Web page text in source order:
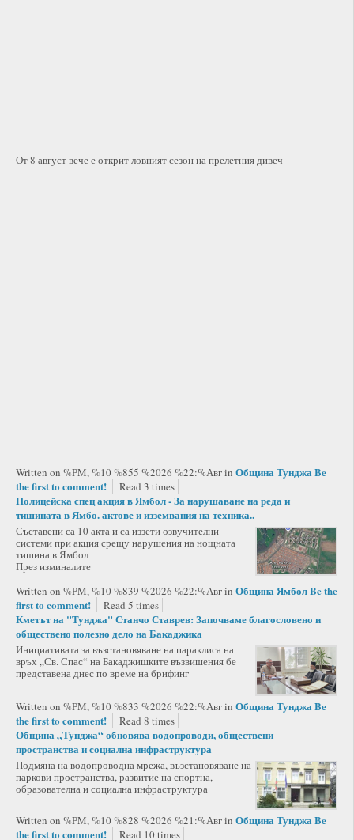
От 8 август вече е открит ловният сезон на прелетния дивеч
Written on %PM, %10 %855 %2026 %22:%Авгin Община ТунджаBe
the first to comment!
Read 3 times
Полицейска спец акция в Ямбол - За нарушаване на реда и
тишината в Ямбо. актове и изземвания на техника..
Съставени са 10 акта и са иззети озвучителни
системи при акция срещу нарушения на нощната
тишина в Ямбол
През изминалите
Written on %PM, %10 %839 %2026 %22:%Авгin Община ЯмболBe the
first to comment!
Read 5 times
Кметът на "Тунджа" Станчо Ставрев: Започваме благословено и
обществено полезно дело на Бакаджика
Инициативата за възстановяване на параклиса на
връх „Св. Спас“ на Бакаджишките възвишения бе
представена днес по време на брифинг
Written on %PM, %10 %833 %2026 %22:%Авгin Община ТунджаBe
the first to comment!
Read 8 times
Община „Тунджа“ обновява водопроводи, обществени
пространства и социална инфраструктура
Подмяна на водопроводна мрежа, възстановяване на
паркови пространства, развитие на спортна,
образователна и социална инфраструктура
Written on %PM, %10 %828 %2026 %21:%Авгin Община ТунджаBe
the first to comment!
Read 10 times